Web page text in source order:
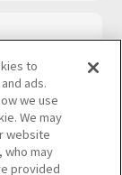
to
ads.
we use
We may
website
who may
provided